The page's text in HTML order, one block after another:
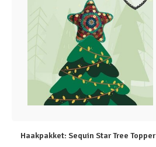
Haakpakket: Sequin Star Tree Topper